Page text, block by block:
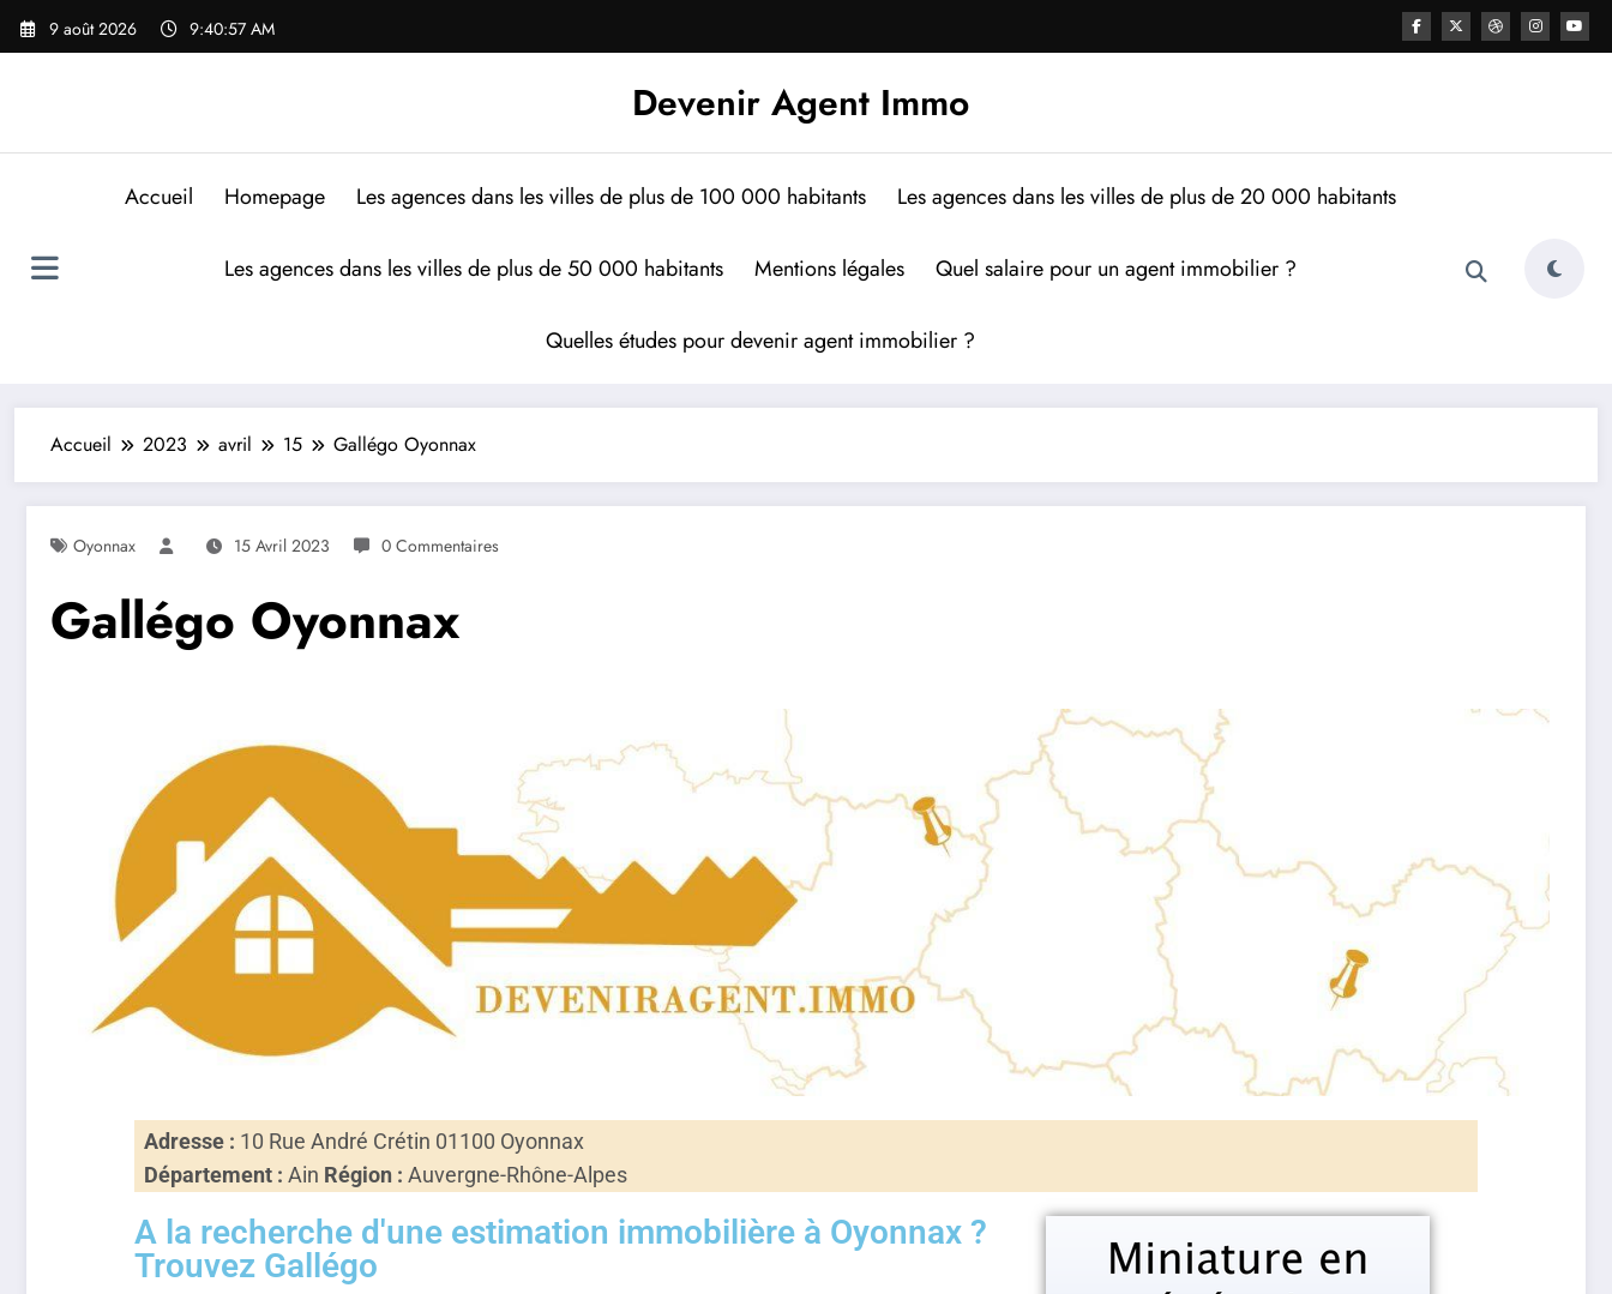
9 août 2026 9:40:58 AM
Devenir Agent Immo
Accueil Homepage Les agences dans les villes de plus de 100 000 habitants Les agences dans les villes de plus de 20 000 habitants
Les agences dans les villes de plus de 50 000 habitants Mentions légales Quel salaire pour un agent immobilier ?
Quelles études pour devenir agent immobilier ?
Accueil 2023 avril 15 Gallégo Oyonnax
Oyonnax 15 Avril 2023 0 Commentaires
Gallégo Oyonnax
Adresse : 10 Rue André Crétin 01100 Oyonnax
Département : Ain Région : Auvergne-Rhône-Alpes
A la recherche d'une estimation immobilière à Oyonnax ?
Trouvez Gallégo